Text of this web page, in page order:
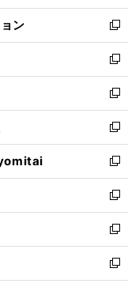
開
く
ウ
で
開
く
ン
ド
ウ
で
開
く
ウ
ィ
ン
ド
ウ
で
開
く
ン
新
し
い
ウ
ィ
ン
ド
ウ
で
開
く
新
し
い
ウ
ィ
ン
ド
ウ
で
開
く
新
し
い
ウ
ィ
ン
ド
ウ
で
開
く
新
し
い
ウ
ィ
ン
ド
ウ
で
開
新
し
い
ウ
ィ
ン
ド
ウ
新
し
い
ウ
ィ
ン
新
し
い
ウ
新
し